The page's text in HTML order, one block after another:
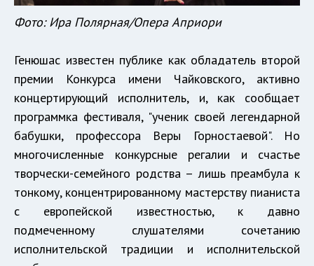
Фото: Ира Полярная/Опера Априори
Генюшас известен публике как обладатель второй
премии Конкурса имени Чайковского, активно
концертирующий исполнитель, и, как сообщает
программка фестиваля, "ученик своей легендарной
бабушки, профессора Веры Горностаевой". Но
многочисленные конкурсные регалии и счастье
творчески-семейного родства – лишь преамбула к
тонкому, концентрированному мастерству пианиста
с европейской известностью, к давно
подмеченному слушателями сочетанию
исполнительской традиции и исполнительской